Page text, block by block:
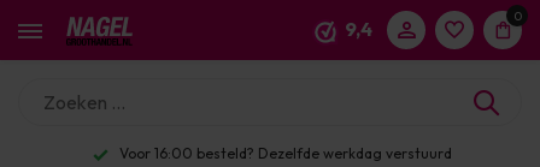
9,4
0
besteld? Dezelfde werkdag verstuurd